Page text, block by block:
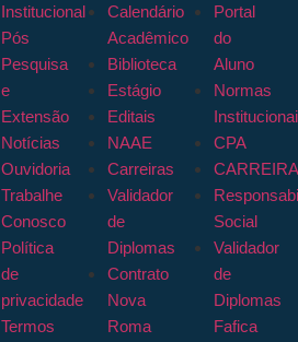
Institucional
Pós
Pesquisa
e
Extensão
Notícias
Ouvidoria
Trabalhe
Conosco
Política
de
privacidade
Termos
Calendário
Acadêmico
Biblioteca
Estágio
Editais
NAAE
Carreiras
Validador
de
Diplomas
Contrato
Nova
Roma
Portal
do
Aluno
Normas
CPA
Social
Validador
de
Diplomas
Fafica